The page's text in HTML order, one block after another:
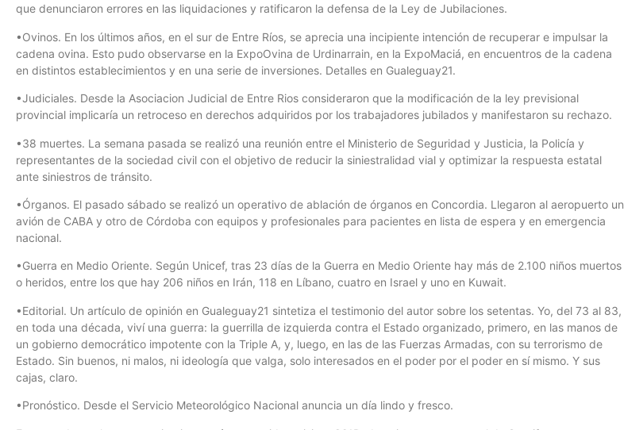
que denunciaron errores en las liquidaciones y ratificaron la defensa de la Ley de Jubilaciones.
•Ovinos. En los últimos años, en el sur de Entre Ríos, se aprecia una incipiente intención de recuperar e impulsar la
cadena ovina. Esto pudo observarse en la ExpoOvina de Urdinarrain, en la ExpoMaciá, en encuentros de la cadena
en distintos establecimientos y en una serie de inversiones. Detalles en Gualeguay21.
•Judiciales. Desde la Asociacion Judicial de Entre Rios consideraron que la modificación de la ley previsional
provincial implicaría un retroceso en derechos adquiridos por los trabajadores jubilados y manifestaron su rechazo.
•38 muertes. La semana pasada se realizó una reunión entre el Ministerio de Seguridad y Justicia, la Policía y
representantes de la sociedad civil con el objetivo de reducir la siniestralidad vial y optimizar la respuesta estatal
ante siniestros de tránsito.
•Órganos. El pasado sábado se realizó un operativo de ablación de órganos en Concordia. Llegaron al aeropuerto un
avión de CABA y otro de Córdoba con equipos y profesionales para pacientes en lista de espera y en emergencia
nacional.
•Guerra en Medio Oriente. Según Unicef, tras 23 días de la Guerra en Medio Oriente hay más de 2.100 niños muertos
o heridos, entre los que hay 206 niños en Irán, 118 en Líbano, cuatro en Israel y uno en Kuwait.
•Editorial. Un artículo de opinión en Gualeguay21 sintetiza el testimonio del autor sobre los setentas. Yo, del 73 al 83,
en toda una década, viví una guerra: la guerrilla de izquierda contra el Estado organizado, primero, en las manos de
un gobierno democrático impotente con la Triple A, y, luego, en las de las Fuerzas Armadas, con su terrorismo de
Estado. Sin buenos, ni malos, ni ideología que valga, solo interesados en el poder por el poder en sí mismo. Y sus
cajas, claro.
•Pronóstico. Desde el Servicio Meteorológico Nacional anuncia un día lindo y fresco.